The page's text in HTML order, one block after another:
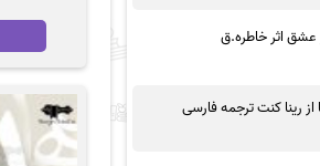
عشق اثر خاطره.ق
از رینا کنت ترجمه فارسی